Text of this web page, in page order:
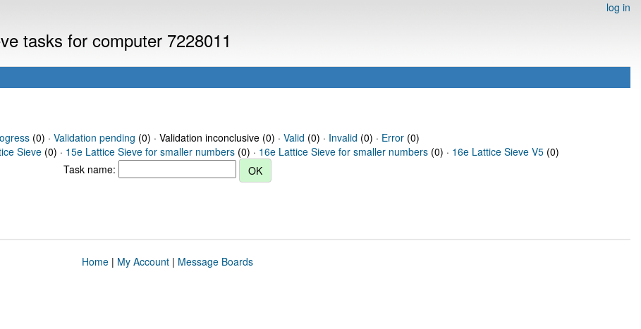
log in
tasks for computer 7228011
(0) · Validation pending (0) · Validation inconclusive (0) · Valid (0) · Invalid (0) · Error(0)
Sieve (0) · 15e Lattice Sieve for smaller numbers (0) · 16e Lattice Sieve for smaller numbers (0) · 16e Lattice Sieve V5 (0)
Task name:
Home| My Account| Message Boards